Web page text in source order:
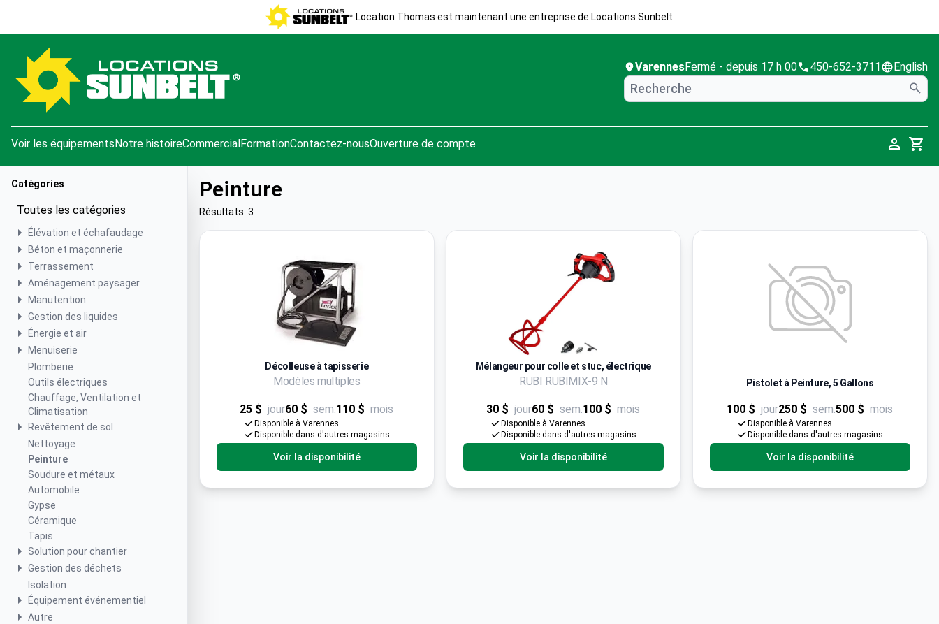
Location Thomas est maintenant une entreprise de Locations Sunbelt.
VarennesFermé - depuis 17 h 00 450-652-3711 English
Voir les équipements Notre histoireCommercial FormationContactez-nousOuverture de compte
Cart
Catégories
Toutes les catégories
Élévation et échafaudage
Béton et maçonnerie
Terrassement
Aménagement paysager
Manutention
Gestion des liquides
Énergie et air
Menuiserie
Plomberie
Outils électriques
Chauffage, Ventilation et
Climatisation
Revêtement de sol
Nettoyage
Peinture
Soudure et métaux
Automobile
Gypse
Céramique
Tapis
Solution pour chantier
Gestion des déchets
Isolation
Équipement événementiel
Autre
Peinture
Résultats: 3
Décolleuse à tapisserie
Modèles multiples
25 $ jour60 $ sem.110 $ mois
Disponible à Varennes
Disponible dans d'autres magasins
Voir la disponibilité
Mélangeur pour colle et stuc, électrique
RUBI RUBIMIX-9 N
30 $ jour60 $ sem.100 $ mois
Disponible à Varennes
Disponible dans d'autres magasins
Voir la disponibilité
Pistolet à Peinture, 5 Gallons
100 $ jour250 $ sem.500 $ mois
Disponible à Varennes
Disponible dans d'autres magasins
Voir la disponibilité